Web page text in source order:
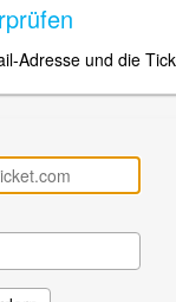
Adresse und die